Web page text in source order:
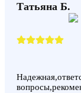
Татьяна Б.